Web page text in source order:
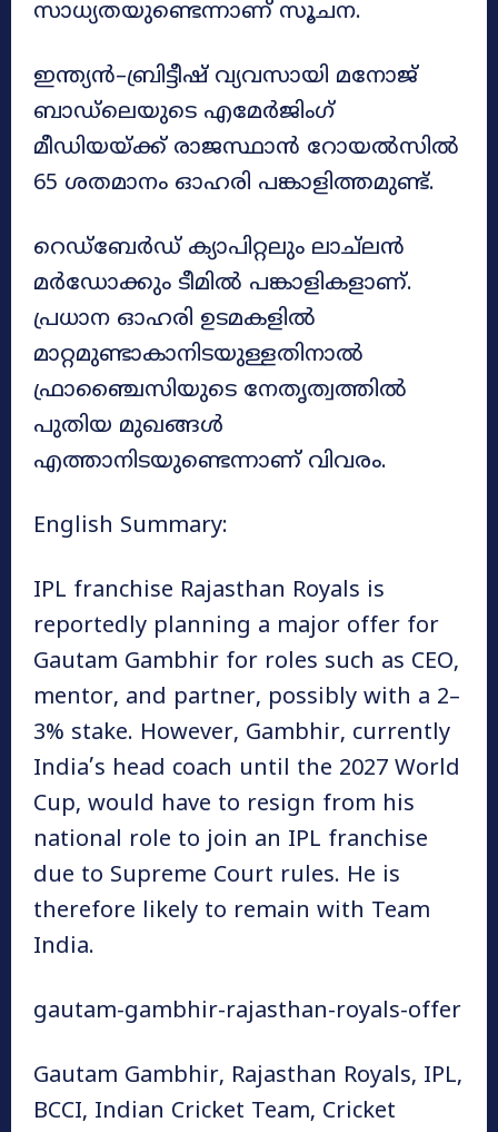
സാധ്യതയുണ്ടെന്നാണ് സൂചന.
ഇന്ത്യൻ–ബ്രിട്ടീഷ് വ്യവസായി മനോജ്
ബാഡ്‌ലെയുടെ എമേർജിംഗ്
മീഡിയയ്ക്ക് രാജസ്ഥാൻ റോയൽസിൽ
65 ശതമാനം ഓഹരി പങ്കാളിത്തമുണ്ട്.
റെഡ്ബേർഡ് ക്യാപിറ്റലും ലാച്ലൻ
മർഡോക്കും ടീമിൽ പങ്കാളികളാണ്.
പ്രധാന ഓഹരി ഉടമകളിൽ
മാറ്റമുണ്ടാകാനിടയുള്ളതിനാൽ
ഫ്രാഞ്ചൈസിയുടെ നേതൃത്വത്തിൽ
പുതിയ മുഖങ്ങൾ
എത്താനിടയുണ്ടെന്നാണ് വിവരം.
English Summary:
IPL franchise Rajasthan Royals is
reportedly planning a major offer for
Gautam Gambhir for roles such as CEO,
mentor, and partner, possibly with a 2–
3% stake. However, Gambhir, currently
India’s head coach until the 2027 World
Cup, would have to resign from his
national role to join an IPL franchise
due to Supreme Court rules. He is
therefore likely to remain with Team
India.
gautam-gambhir-rajasthan-royals-offer
Gautam Gambhir, Rajasthan Royals, IPL,
BCCI, Indian Cricket Team, Cricket